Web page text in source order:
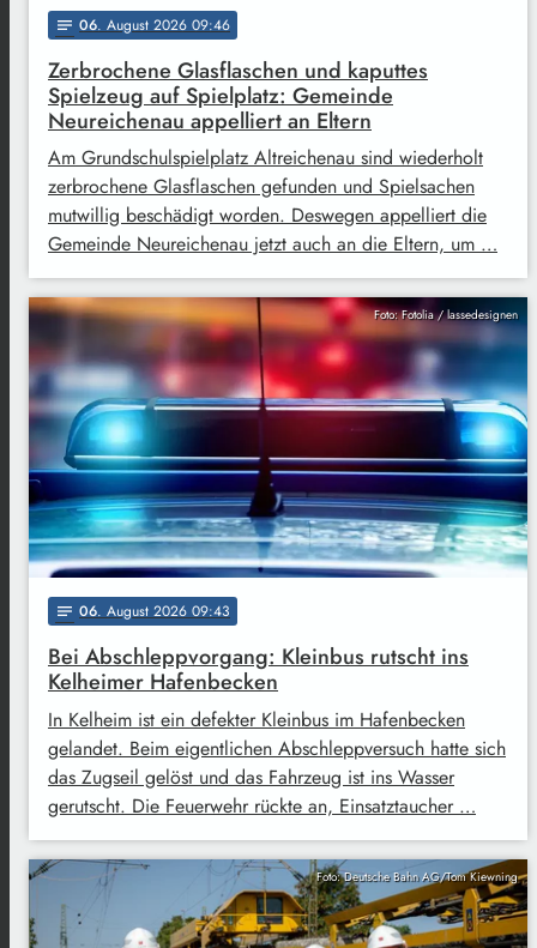
notes 06. August 2026 09:46
Zerbrochene Glasflaschen und kaputtes
Spielzeug auf Spielplatz: Gemeinde
Neureichenau appelliert an Eltern
Am Grundschulspielplatz Altreichenau sind wiederholt
zerbrochene Glasflaschen gefunden und Spielsachen
mutwillig beschädigt worden. Deswegen appelliert die
Gemeinde Neureichenau jetzt auch an die Eltern, um …
Foto: Fotolia / lassedesignen
notes 06. August 2026 09:43
Bei Abschleppvorgang: Kleinbus rutscht ins
Kelheimer Hafenbecken
In Kelheim ist ein defekter Kleinbus im Hafenbecken
gelandet. Beim eigentlichen Abschleppversuch hatte sich
das Zugseil gelöst und das Fahrzeug ist ins Wasser
gerutscht. Die Feuerwehr rückte an, Einsatztaucher …
Foto: Deutsche Bahn AG/Tom Kiewning